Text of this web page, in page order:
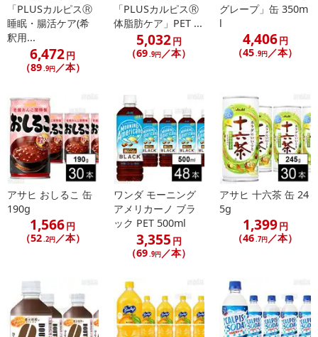
「PLUSカルピスⓇ
睡眠・腸活ケア(希
釈用...
6,472円
（89.9円／本）
「PLUSカルピスⓇ
体脂肪ケア」PET ...
5,032円
（69.9円／本）
グレープ」缶 350m
l
4,406円
（45.9円／本）
アサヒ おしるこ 缶
190g
1,566円
（52.2円／本）
ワンダ モーニング
アメリカーノ ブラ
ック PET 500ml
3,355 円
（69.9円 ／本）
アサヒ 十六茶 缶 24
5g
1,399円
（46.7円 ／本）